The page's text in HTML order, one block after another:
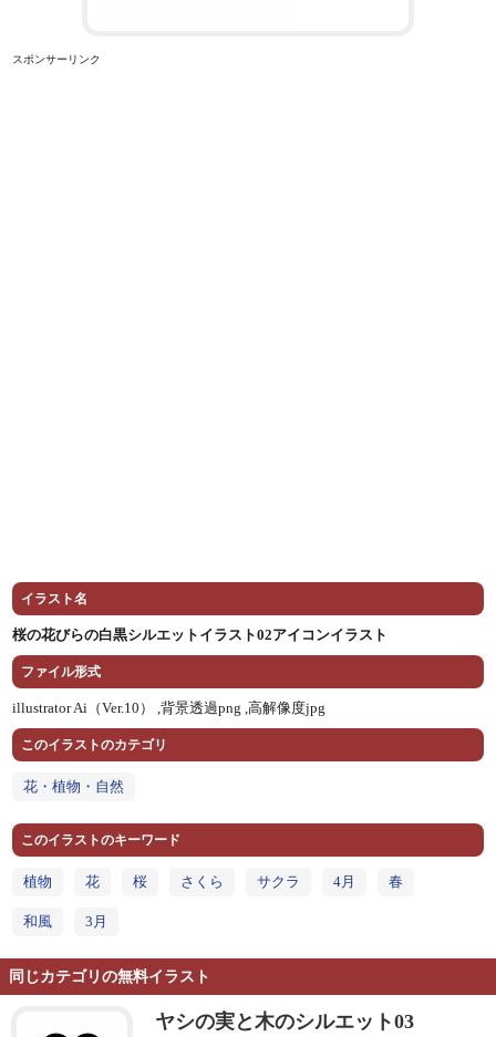
スポンサーリンク
イラスト名
桜の花びらの白黒シルエットイラスト02アイコンイラスト
ファイル形式
illustrator Ai（Ver.10） ,背景透過png ,高解像度jpg
このイラストのカテゴリ
花・植物・自然
このイラストのキーワード
植物 花 桜 さくら サクラ 4月 春
和風 3月
同じカテゴリの無料イラスト
ヤシの実と木のシルエット03